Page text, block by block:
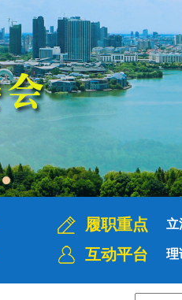
履职重点 立
互动平台 理